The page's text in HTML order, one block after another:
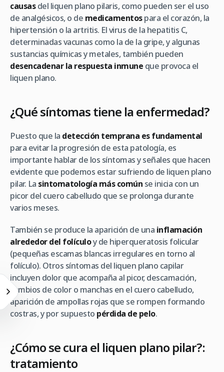
causasdel liquen plano pilaris, como pueden ser el uso
de analgésicos, o de medicamentospara el corazón, la
hipertensión o la artritis. El virus de la hepatitis C,
determinadas vacunas como la de la gripe, y algunas
sustancias químicas y metales, también pueden
desencadenar la respuesta inmune que provoca el
liquen plano.
¿Qué síntomas tiene la enfermedad?
Puesto que la detección temprana es fundamental
para evitar la progresión de esta patología, es
importante hablar de los síntomas y señales que hacen
evidente que podemos estar sufriendo de liquen plano
pilar. La sintomatología más común se inicia con un
picor del cuero cabelludo que se prolonga durante
varios meses.
También se produce la aparición de una inflamación
alrededor del folículoy de hiperqueratosis folicular
(pequeñas escamas blancas irregulares en torno al
folículo). Otros síntomas del liquen plano capilar
incluyen dolor que acompaña al picor, descamación,
cambios de color o manchas en el cuero cabelludo,
aparición de ampollas rojas que se rompen formando
costras, y por supuesto pérdida de pelo.
¿Cómo se cura el liquen plano pilar?:
tratamiento